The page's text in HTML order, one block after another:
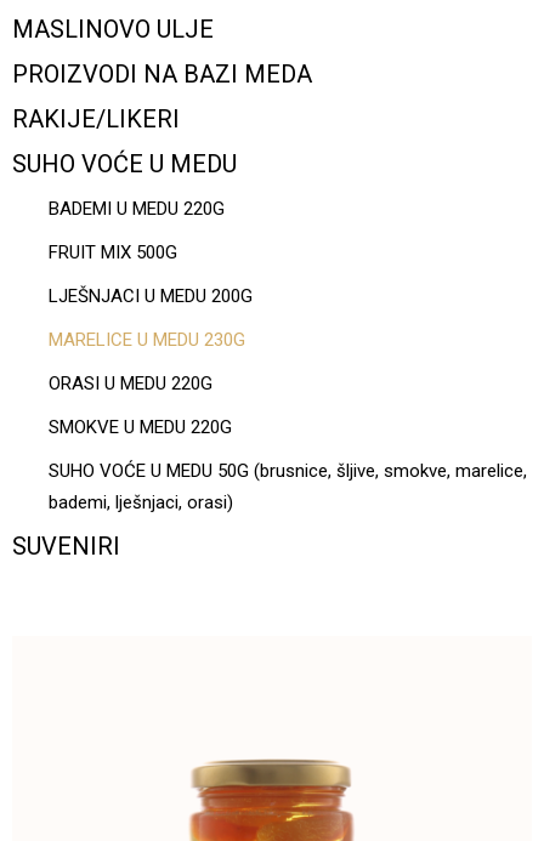
MASLINOVO ULJE
PROIZVODI NA BAZI MEDA
RAKIJE/LIKERI
SUHO VOĆE U MEDU
BADEMI U MEDU 220G
FRUIT MIX 500G
LJEŠNJACI U MEDU 200G
MARELICE U MEDU 230G
ORASI U MEDU 220G
SMOKVE U MEDU 220G
SUHO VOĆE U MEDU 50G (brusnice, šljive, smokve, marelice,
bademi, lješnjaci, orasi)
SUVENIRI